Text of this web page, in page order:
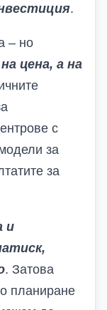
.
– но
цена, а на
с
за
за
и
. Затова
планиране